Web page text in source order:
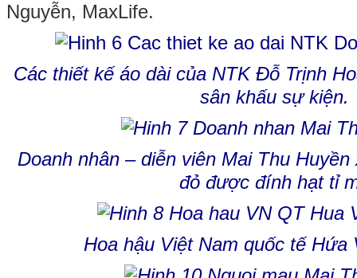
Nguyễn, MaxLife.
Các thiết kế áo dài của NTK Đỗ Trịnh
sân khấu sự kiện.
Doanh nhân – diễn viên Mai Thu
đỏ được đính hạt tỉ
Hoa hậu Việt Nam quốc tế Hứa